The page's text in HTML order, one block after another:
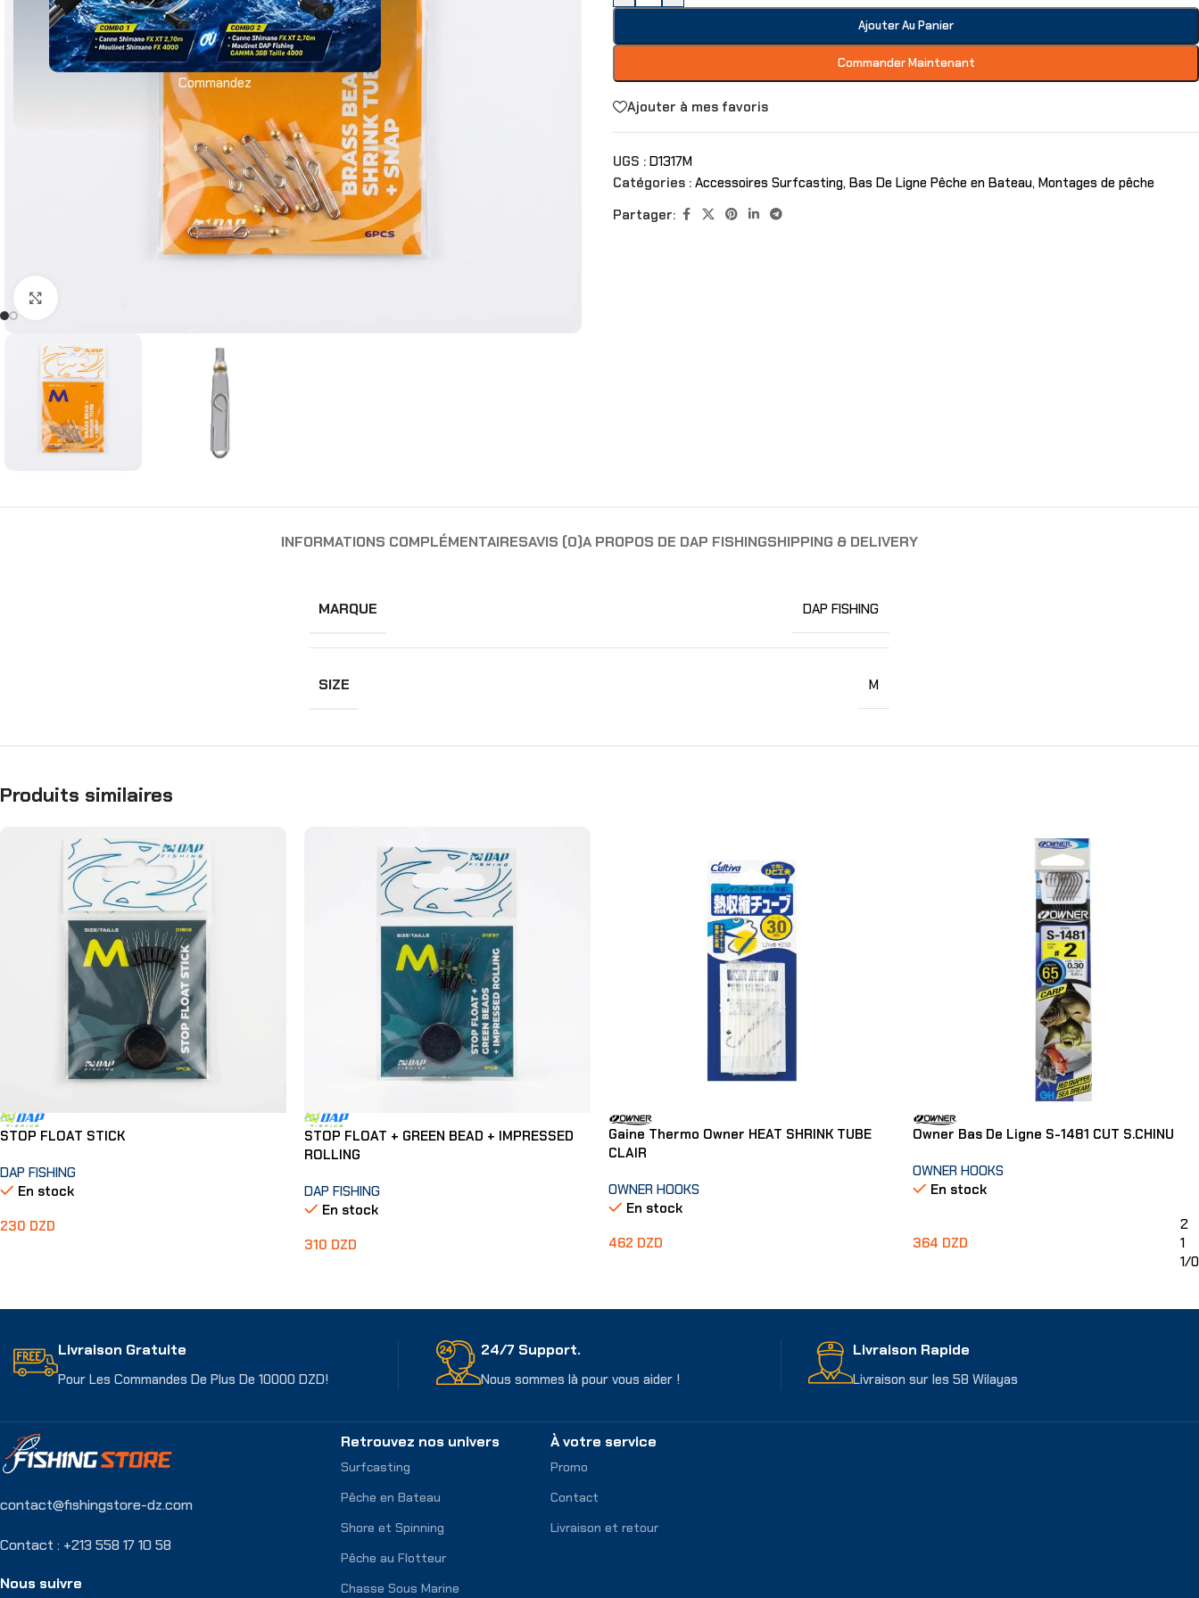
Commandez
Ajouter Au Panier
Commander Maintenant
Ajouter à mes favoris
UGS : D1317M
Catégories : Accessoires Surfcasting, Bas De Ligne Pêche en Bateau, Montages de pêche
Partager:
INFORMATIONS COMPLÉMENTAIRESAVIS (0)A PROPOS DE DAP FISHINGSHIPPING & DELIVERY
MARQUE DAP FISHING
SIZE M
Produits similaires
STOP FLOAT STICK
DAP FISHING
En stock
230 DZD
STOP FLOAT + GREEN BEAD + IMPRESSED
ROLLING
DAP FISHING
En stock
310 DZD
Gaine Thermo Owner HEAT SHRINK TUBE
CLAIR
OWNER HOOKS
En stock
462 DZD
Owner Bas De Ligne S-1481 CUT S.CHINU
OWNER HOOKS
En stock
364 DZD
2
1
1/0
Livraison Gratuite
Pour Les Commandes De Plus De 10000 DZD!
24/7 Support.
Nous sommes là pour vous aider !
Livraison Rapide
Livraison sur les 58 Wilayas
contact@fishingstore-dz.com
Contact : +213 558 17 10 58
Nous suivre
Retrouvez nos univers
Surfcasting
Pêche en Bateau
Shore et Spinning
Pêche au Flotteur
Chasse Sous Marine
À votre service
Promo
Contact
Livraison et retour